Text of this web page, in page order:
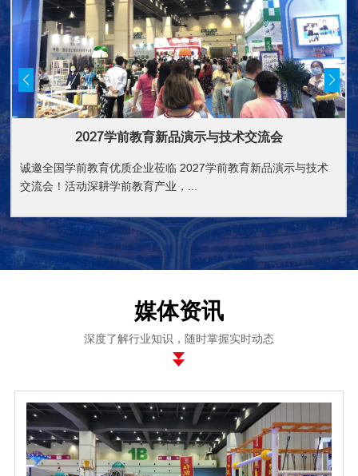
2027学前教育新品演示与技术交流会
诚邀全国学前教育优质企业莅临 2027学前教育新品演示与技术
交流会！活动深耕学前教育产业，...
媒体资讯
深度了解行业知识，随时掌握实时动态